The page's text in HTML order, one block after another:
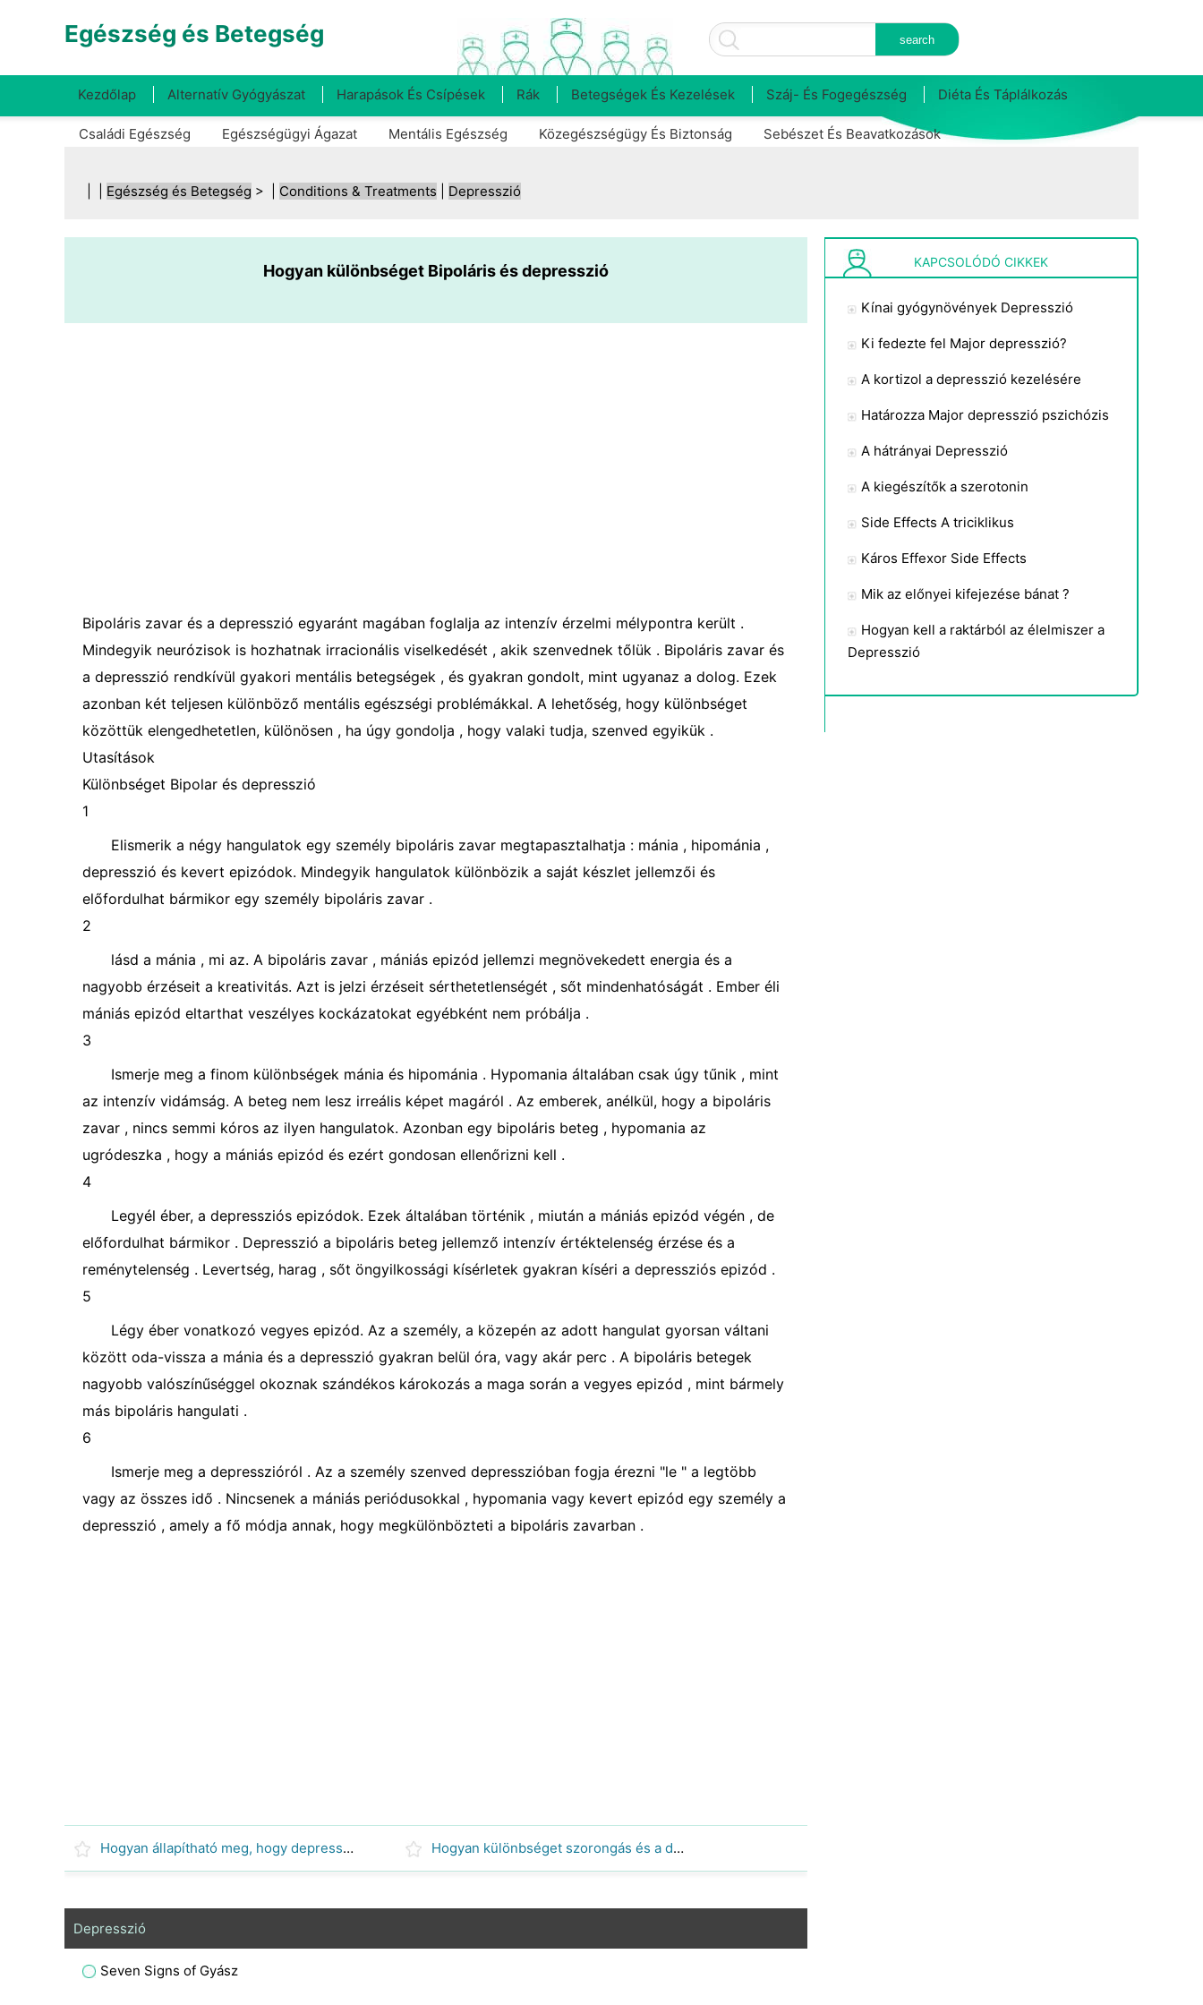
Egészség és Betegség
Kezdőlap Alternatív Gyógyászat Harapások És Csípések Rák Betegségek És Kezelések Száj- És Fogegészség Diéta És Táplálkozás
Családi Egészség Egészségügyi Ágazat Mentális Egészség Közegészségügy És Biztonság Sebészet És Beavatkozások
Egészség és Betegség > | Conditions & Treatments Depresszió
Hogyan különbséget Bipoláris és depresszió
Bipoláris zavar és a depresszió egyaránt magában foglalja az intenzív érzelmi mélypontra került .
Mindegyik neurózisok is hozhatnak irracionális viselkedését , akik szenvednek tőlük . Bipoláris zavar és
a depresszió rendkívül gyakori mentális betegségek , és gyakran gondolt, mint ugyanaz a dolog. Ezek
azonban két teljesen különböző mentális egészségi problémákkal. A lehetőség, hogy különbséget
közöttük elengedhetetlen, különösen , ha úgy gondolja , hogy valaki tudja, szenved egyikük .
Utasítások
Különbséget Bipolar és depresszió
1
Elismerik a négy hangulatok egy személy bipoláris zavar megtapasztalhatja : mánia , hipománia ,
depresszió és kevert epizódok. Mindegyik hangulatok különbözik a saját készlet jellemzői és
előfordulhat bármikor egy személy bipoláris zavar .
2
lásd a mánia , mi az. A bipoláris zavar , mániás epizód jellemzi megnövekedett energia és a
nagyobb érzéseit a kreativitás. Azt is jelzi érzéseit sérthetetlenségét , sőt mindenhatóságát . Ember éli
mániás epizód eltarthat veszélyes kockázatokat egyébként nem próbálja .
3
Ismerje meg a finom különbségek mánia és hipománia . Hypomania általában csak úgy tűnik , mint
az intenzív vidámság. A beteg nem lesz irreális képet magáról . Az emberek, anélkül, hogy a bipoláris
zavar , nincs semmi kóros az ilyen hangulatok. Azonban egy bipoláris beteg , hypomania az
ugródeszka , hogy a mániás epizód és ezért gondosan ellenőrizni kell .
4
Legyél éber, a depressziós epizódok. Ezek általában történik , miután a mániás epizód végén , de
előfordulhat bármikor . Depresszió a bipoláris beteg jellemző intenzív értéktelenség érzése és a
reménytelenség . Levertség, harag , sőt öngyilkossági kísérletek gyakran kíséri a depressziós epizód .
5
Légy éber vonatkozó vegyes epizód. Az a személy, a közepén az adott hangulat gyorsan váltani
között oda-vissza a mánia és a depresszió gyakran belül óra, vagy akár perc . A bipoláris betegek
nagyobb valószínűséggel okoznak szándékos károkozás a maga során a vegyes epizód , mint bármely
más bipoláris hangulati .
6
Ismerje meg a depresszióról . Az a személy szenved depresszióban fogja érezni "le " a legtöbb
vagy az összes idő . Nincsenek a mániás periódusokkal , hypomania vagy kevert epizód egy személy a
depresszió , amely a fő módja annak, hogy megkülönbözteti a bipoláris zavarban .
Hogyan állapítható meg, hogy depresszió típusai Hogyan különbséget szorongás és a depresszió
Depresszió
Seven Signs of Gyász
KAPCSOLÓDÓ CIKKEK
Kínai gyógynövények Depresszió
Ki fedezte fel Major depresszió?
A kortizol a depresszió kezelésére
Határozza Major depresszió pszichózis
A hátrányai Depresszió
A kiegészítők a szerotonin
Side Effects A triciklikus
Káros Effexor Side Effects
Mik az előnyei kifejezése bánat ?
Hogyan kell a raktárból az élelmiszer a
Depresszió